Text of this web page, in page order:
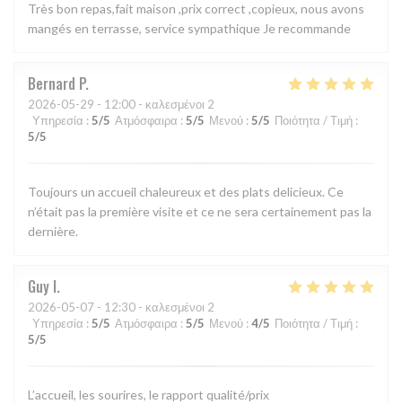
Très bon repas,fait maison ,prix correct ,copieux, nous avons
mangés en terrasse, service sympathique Je recommande
Bernard P
2026-05-29 - 12:00 - καλεσμένοι 2
Υπηρεσία : 5/5 Ατμόσφαιρα : 5/5 Μενού : 5/5 Ποιότητα / Τιμή :
5/5
Toujours un accueil chaleureux et des plats delicieux. Ce
n’était pas la première visite et ce ne sera certainement pas la
dernière.
Guy I
2026-05-07 - 12:30 - καλεσμένοι 2
Υπηρεσία : 5/5 Ατμόσφαιρα : 5/5 Μενού : 4/5 Ποιότητα / Τιμή :
5/5
L’accueil, les sourires, le rapport qualité/prix